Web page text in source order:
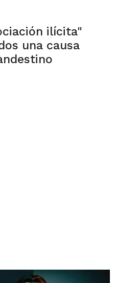
ilícita"
una causa